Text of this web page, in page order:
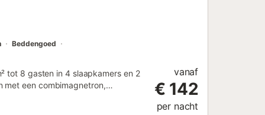
Beddengoed
tot 8 gasten in 4 slaapkamers en 2
met een combimagnetron,
ideaal voor buiten dineren met
vanaf
€ 142
per nacht